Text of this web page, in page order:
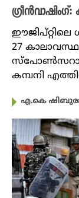
ഗ്രീൻവാഷിംഗ്:
27
കമ്പനി
എ.കെ